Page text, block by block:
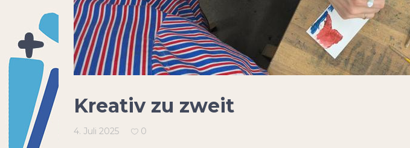
Kreativ zu zweit
4. Juli 2025 0